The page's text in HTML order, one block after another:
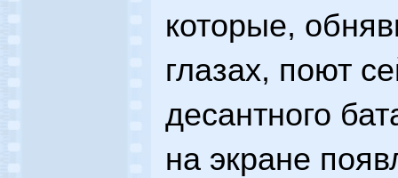
которые,
глазах, поют
десантного
на экране